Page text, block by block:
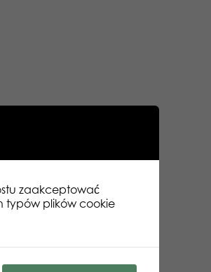
zaakceptować
typów plików cookie